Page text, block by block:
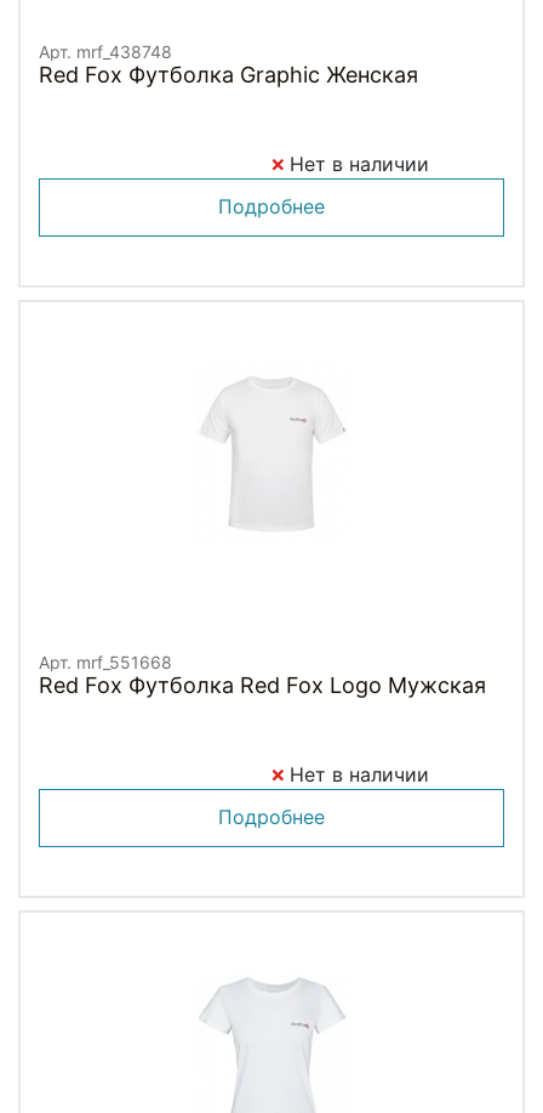
Арт. mrf_438748
Red Fox Футболка Graphic Женская
Нет в наличии
Подробнее
Арт. mrf_551668
Red Fox Футболка Red Fox Logo Мужская
Нет в наличии
Подробнее